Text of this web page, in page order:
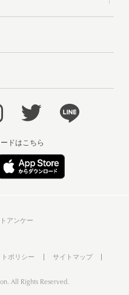
ドはこちら
アンケー
トポリシー サイトマップ
All Rights Reserved.